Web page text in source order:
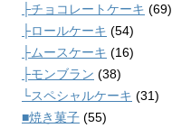
├チョコレートケーキ (69)
├ロールケーキ (54)
├ムースケーキ (16)
├モンブラン (38)
└スペシャルケーキ (31)
■焼き菓子 (55)